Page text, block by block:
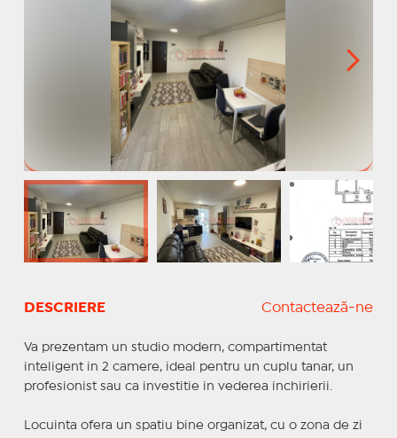
DESCRIERE Contactează-ne
Va prezentam un studio modern, compartimentat
inteligent in 2 camere, ideal pentru un cuplu tanar, un
profesionist sau ca investitie in vederea inchirierii.
Locuinta ofera un spatiu bine organizat, cu o zona de zi